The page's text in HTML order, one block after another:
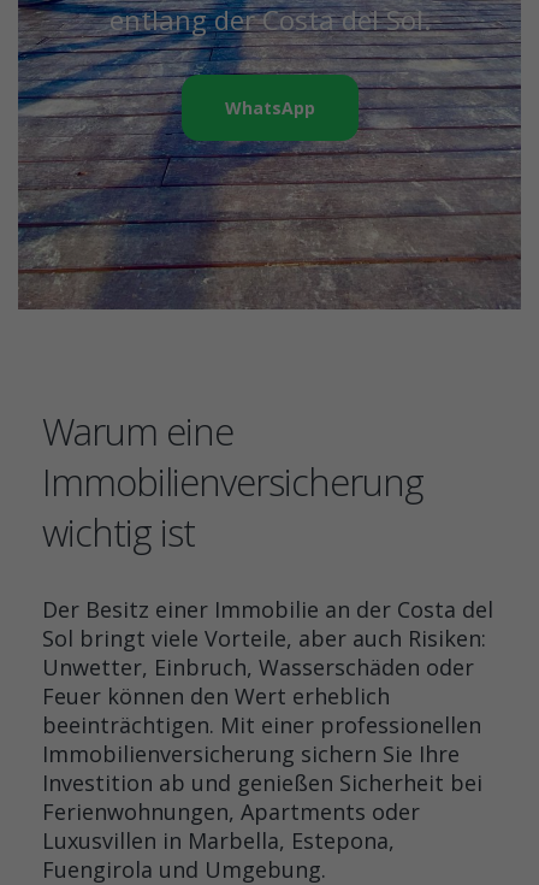
entlang der Costa del Sol.
WhatsApp
Warum eine
Immobilienversicherung
wichtig ist
Der Besitz einer Immobilie an der Costa del
Sol bringt viele Vorteile, aber auch Risiken:
Unwetter, Einbruch, Wasserschäden oder
Feuer können den Wert erheblich
beeinträchtigen. Mit einer professionellen
Immobilienversicherung sichern Sie Ihre
Investition ab und genießen Sicherheit bei
Ferienwohnungen, Apartments oder
Luxusvillen in Marbella, Estepona,
Fuengirola und Umgebung.